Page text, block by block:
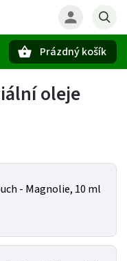
Prázdný košík
oleje
- Magnolie, 10 ml